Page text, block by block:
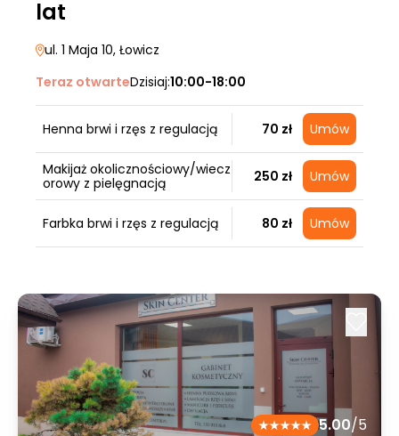
lat
ul. 1 Maja 10, Łowicz
Teraz otwarteDzisiaj:10:00-18:00
Henna brwi i rzęs z regulacją 70 zł Umów
Makijaż okolicznościowy/wiecz
orowy z pielęgnacją
250 zł Umów
Farbka brwi i rzęs z regulacją 80 zł Umów
5.00/5